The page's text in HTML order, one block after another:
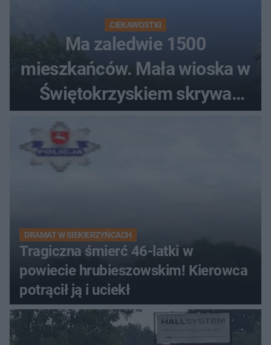
CIEKAWOSTKI
Ma zaledwie 1500
mieszkańców. Mała wioska w
Świętokrzyskiem skrywa
zabytki, bywał tu nawet król
DRAMAT W SIEKIERZYŃCACH
Tragiczna śmierć 46-latki w
powiecie hrubieszowskim! Kierowca
potrącił ją i uciekł